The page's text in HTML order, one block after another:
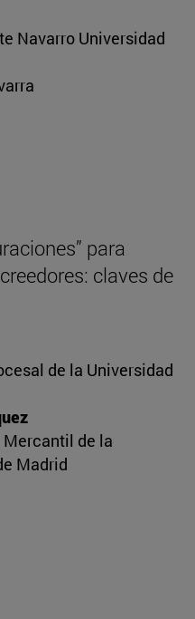
Navarro Universidad
para
claves de
de la Universidad
de la
Madrid